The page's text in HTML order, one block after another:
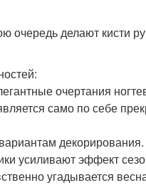
очередь делают кисти
очертания
само по себе
усиливают эффект
угадывается